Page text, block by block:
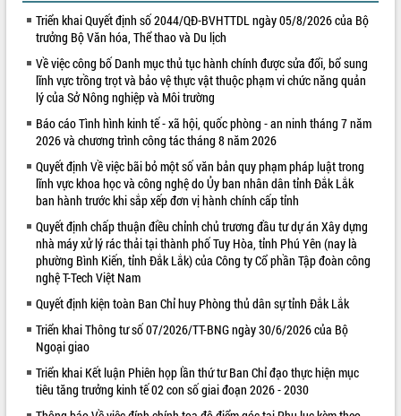
VIDEO
Loading the player...
Khám bệnh, cấp phát thuốc miễn phí
và tặng quà người dân xã Cư Pui
Hội nghị UBND tỉnh Đắk Lắk thường kỳ
tháng 7/2026
Lễ truy tặng danh hiệu “Bà Mẹ Việt
Nam Anh hùng” và trao Huân chương
UBND tỉnh Đắk Lắk triển khai nhiệm
vụ 6 tháng cuối năm 2026
Kỳ họp thứ Hai, Hội đồng nhân dân
tỉnh khóa XI quyết nghị nhiều nội dung
quan trọng
Bí thư Tỉnh ủy Lương Nguyễn Minh
Triết thăm, tặng quà người có công với
cách mạng
Rà soát, hoàn thiện hệ thống thiết chế
ALBUM ẢNH
Triển khai Quyết định số 2044/QĐ-BVHTTDL ngày 05/8/2026 của Bộ
trưởng Bộ Văn hóa, Thể thao và Du lịch
Về việc công bố Danh mục thủ tục hành chính được sửa đổi, bổ sung
lĩnh vực trồng trọt và bảo vệ thực vật thuộc phạm vi chức năng quản
lý của Sở Nông nghiệp và Môi trường
Báo cáo Tình hình kinh tế - xã hội, quốc phòng - an ninh tháng 7 năm
2026 và chương trình công tác tháng 8 năm 2026
Quyết định Về việc bãi bỏ một số văn bản quy phạm pháp luật trong
lĩnh vực khoa học và công nghệ do Ủy ban nhân dân tỉnh Đắk Lắk
ban hành trước khi sắp xếp đơn vị hành chính cấp tỉnh
Quyết định chấp thuận điều chỉnh chủ trương đầu tư dự án Xây dựng
nhà máy xử lý rác thải tại thành phố Tuy Hòa, tỉnh Phú Yên (nay là
phường Bình Kiến, tỉnh Đắk Lắk) của Công ty Cổ phần Tập đoàn công
nghệ T-Tech Việt Nam
Quyết định kiện toàn Ban Chỉ huy Phòng thủ dân sự tỉnh Đắk Lắk
Triển khai Thông tư số 07/2026/TT-BNG ngày 30/6/2026 của Bộ
Ngoại giao
Triển khai Kết luận Phiên họp lần thứ tư Ban Chỉ đạo thực hiện mục
tiêu tăng trưởng kinh tế 02 con số giai đoạn 2026 - 2030